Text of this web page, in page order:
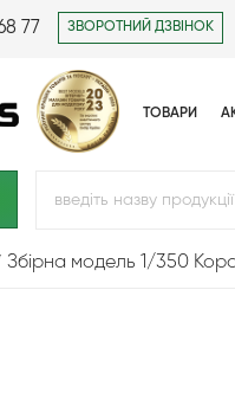
77 ЗВОРОТНИЙ ДЗВІНОК
ТОВАРИ
Збірна модель 1/350